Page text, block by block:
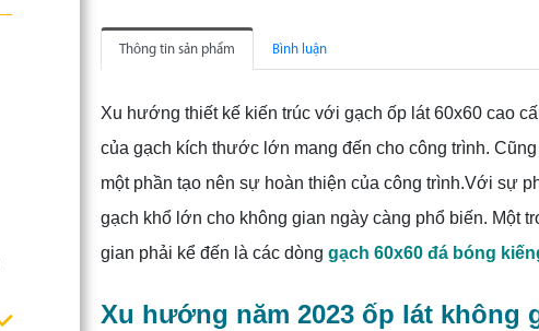
Thông tin sản phẩm Bình luận
Xu hướng thiết kế kiến trúc với gạch ốp lát 60x60 cao
của gạch kích thước lớn mang đến cho công trình.
một phần tạo nên sự hoàn thiện của công trình.Với sự
gạch khổ lớn cho không gian ngày càng phổ biến. Một
gian phải kể đến là các dòng gạch 60x60 đá bóng
Xu hướng năm 2023 ốp lát không